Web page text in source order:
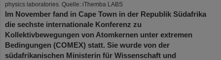
physics laboratories. Quelle: iThemba LABS
Im November fand in Cape Town in der Republik Südafrika
die sechste internationale Konferenz zu
Kollektivbewegungen von Atomkernen unter extremen
Bedingungen (COMEX) statt. Sie wurde von der
südafrikanischen Ministerin für Wissenschaft und